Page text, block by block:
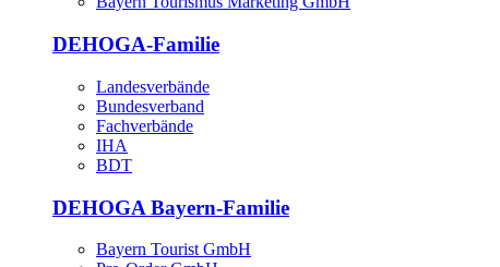
DEHOGA-Familie
Landesverbände
Bundesverband
Fachverbände
IHA
BDT
DEHOGA Bayern-Familie
Bayern Tourist GmbH